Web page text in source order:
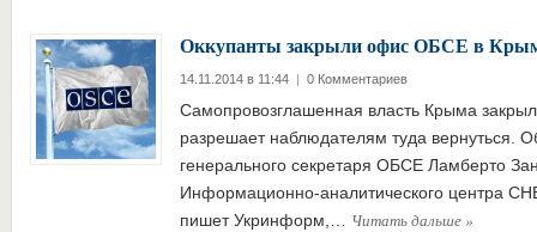
Оккупанты закрыли офис ОБСЕ в
14.11.2014 в 11:44 | 0 Комментариев
Самопровозглашенная власть Крыма
разрешает наблюдателям туда вернуться.
генерального секретаря ОБСЕ Ламберто
Информационно-аналитического центра
пишет Укринформ,… Читать дальше»